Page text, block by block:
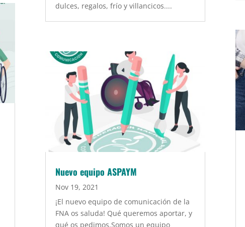
dulces, regalos, frío y villancicos....
Nuevo equipo ASPAYM
Nov 19, 2021
¡El nuevo equipo de comunicación de la
FNA os saluda! Qué queremos aportar, y
qué os pedimos.Somos un equipo